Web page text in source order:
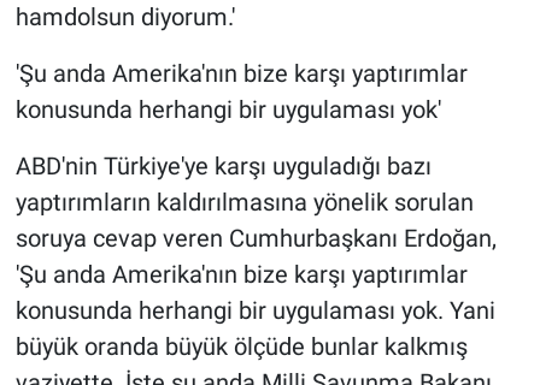
hamdolsun diyorum.'
'Şu anda Amerika'nın bize karşı yaptırımlar
konusunda herhangi bir uygulaması yok'
ABD'nin Türkiye'ye karşı uyguladığı bazı
yaptırımların kaldırılmasına yönelik sorulan
soruya cevap veren Cumhurbaşkanı Erdoğan,
'Şu anda Amerika'nın bize karşı yaptırımlar
konusunda herhangi bir uygulaması yok. Yani
büyük oranda büyük ölçüde bunlar kalkmış